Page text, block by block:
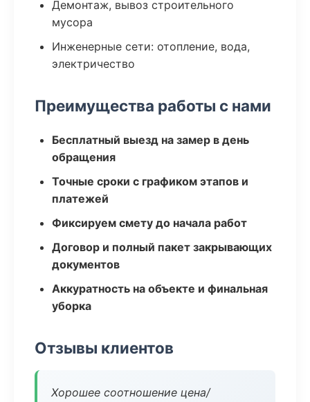
Демонтаж, вывоз строительного
мусора
Инженерные сети: отопление, вода,
электричество
Преимущества работы с нами
Бесплатный выезд на замер в день
обращения
Точные сроки с графиком этапов и
платежей
Фиксируем смету до начала работ
Договор и полный пакет закрывающих
документов
Аккуратность на объекте и финальная
уборка
Отзывы клиентов
Хорошее соотношение цена/